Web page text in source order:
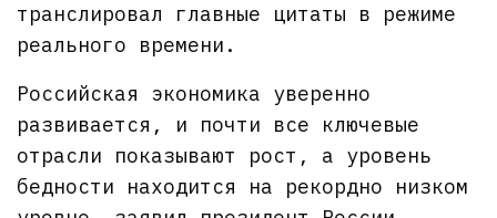
транслировал главные цитаты в режиме
реального времени.
Российская экономика уверенно
развивается, и почти все ключевые
отрасли показывают рост, а уровень
бедности находится на рекордно низком